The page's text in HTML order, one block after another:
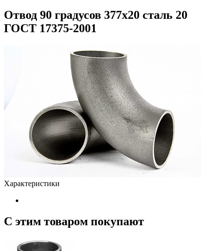
Отвод 90 градусов 377х20 сталь 20
ГОСТ 17375-2001
Характеристики
С этим товаром покупают